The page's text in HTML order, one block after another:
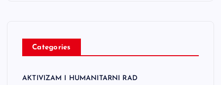
Categories
AKTIVIZAM I HUMANITARNI RAD